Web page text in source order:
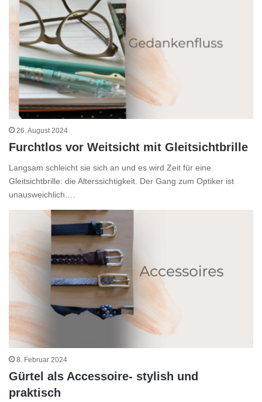
26. August 2024
Furchtlos vor Weitsicht mit Gleitsichtbrille
Langsam schleicht sie sich an und es wird Zeit für eine
Gleitsichtbrille: die Alterssichtigkeit. Der Gang zum Optiker ist
unausweichlich.…
8. Februar 2024
Gürtel als Accessoire- stylish und
praktisch